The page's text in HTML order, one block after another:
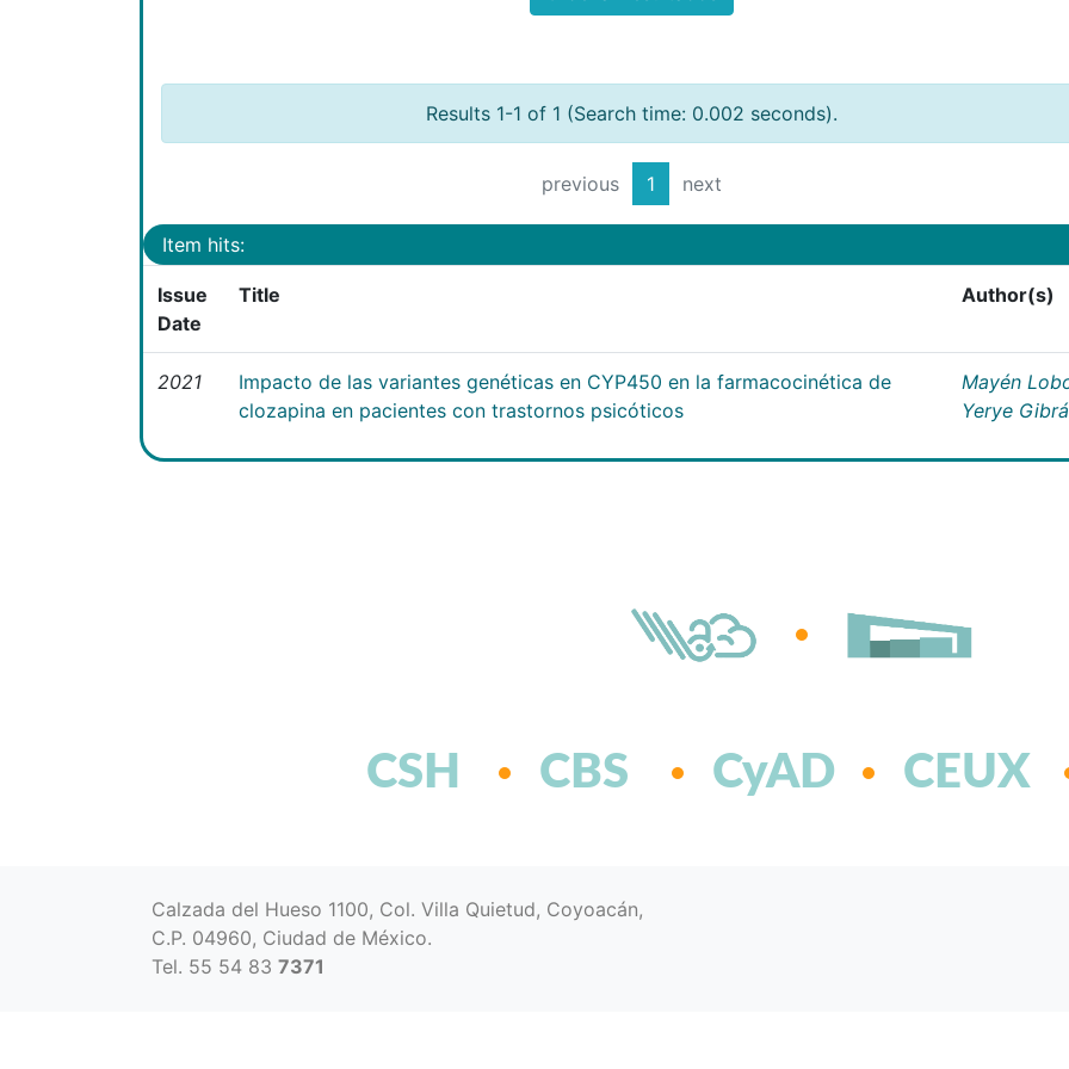
Results 1-1 of 1 (Search time: 0.002 seconds).
previous 1 next
Item hits:
Issue
Date
Title Author(s)
2021
Impacto de las variantes genéticas en CYP450 en la farmacocinética de
clozapina en pacientes con trastornos psicóticos
Mayén
Yerye
CSH CBS CyAD CEUX
Calzada del Hueso 1100, Col. Villa Quietud, Coyoacán,
C.P. 04960, Ciudad de México.
Tel. 55 54 83 7371